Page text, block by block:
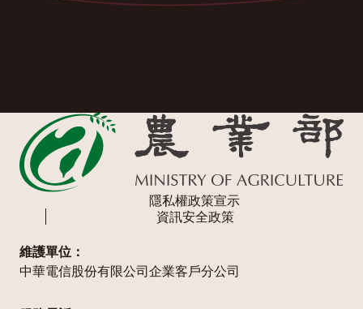
隱私權政策宣示
資訊安全政策
維護單位：
中華電信股份有限公司企業客戶分公司